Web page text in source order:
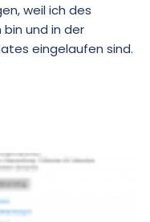
weil ich des
und in der
eingelaufen sind.